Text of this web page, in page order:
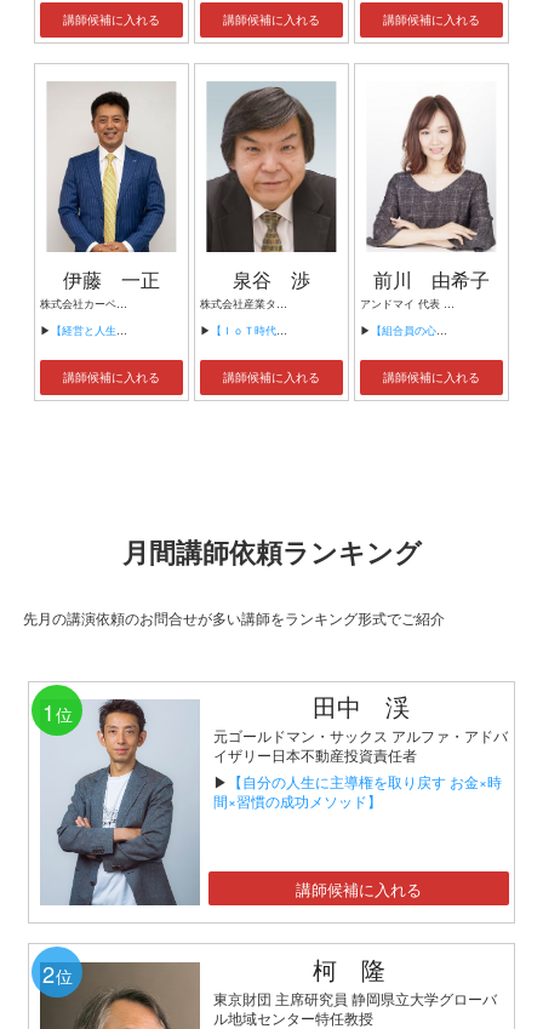
講師候補に入れる 講師候補に入れる 講師候補に入れる
伊藤 一正
株式会社カーベル代表取締役社長 プロレスラーカーベル伊藤
▶ 【経営と人生がHappyになる3つのキーワード】
講師候補に入れる
泉谷 渉
株式会社産業タイムズ社 代表取締役会長 半導体産業新聞 特別編集委員
▶ 【ＩｏＴ時代にニッポンの製造業が一気に抜け出す！！ ～世界トップシェアのセンサーとロボットで戦え！】
講師候補に入れる
前川 由希子
アンドマイ 代表 組織活性化コンサルタント
▶ 【組合員の心をぐっと掴むコミュニケーション術～組合員が「あなたが言うなら」と動き出す３ステップ～】
講師候補に入れる
月間講師依頼ランキング
先月の講演依頼のお問合せが多い講師をランキング形式でご紹介
1 位 田中 渓
元ゴールドマン・サックス アルファ・アドバ
イザリー日本不動産投資責任者
▶ 【自分の人生に主導権を取り戻す お金×時
間×習慣の成功メソッド】
講師候補に入れる
2位 柯 隆
東京財団 主席研究員 静岡県立大学グローバ
ル地域センター特任教授